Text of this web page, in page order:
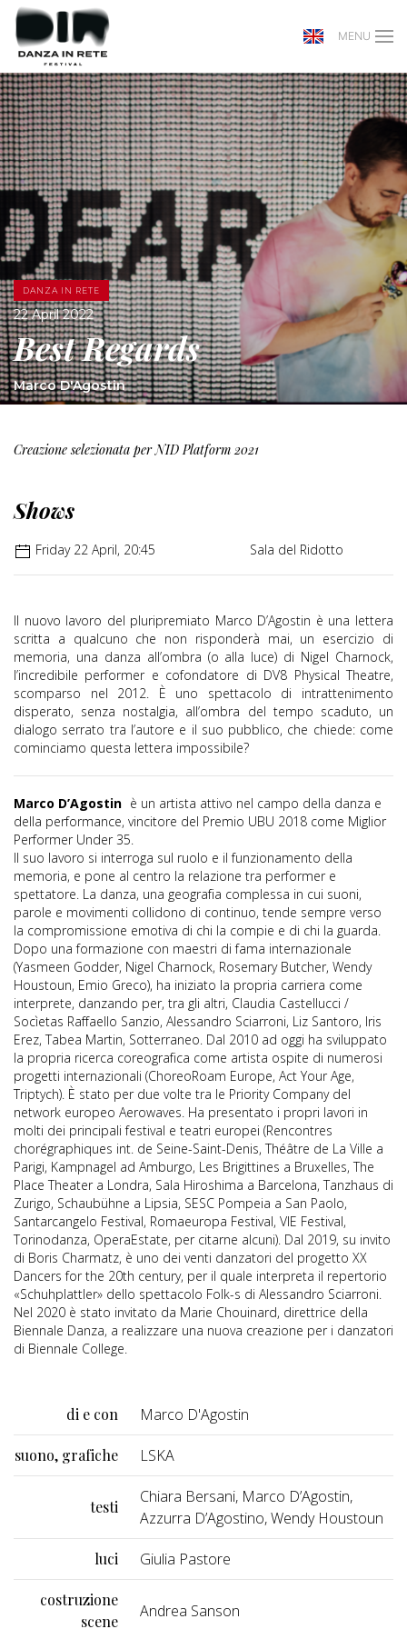
MENU
DANZA IN RETE
22 April 2022
Best Regards
Marco D'Agostin
Creazione selezionata per NID Platform 2021
Shows
Friday 22 April, 20:45 Sala del Ridotto
Il nuovo lavoro del pluripremiato Marco D’Agostin è una lettera
scritta a qualcuno che non risponderà mai, un esercizio di
memoria, una danza all’ombra (o alla luce) di Nigel Charnock,
l’incredibile performer e cofondatore di DV8 Physical Theatre,
scomparso nel 2012. È uno spettacolo di intrattenimento
disperato, senza nostalgia, all’ombra del tempo scaduto, un
dialogo serrato tra l’autore e il suo pubblico, che chiede: come
cominciamo questa lettera impossibile?
Marco D’Agostin è un artista attivo nel campo della danza e
della performance, vincitore del Premio UBU 2018 come Miglior
Performer Under 35.
Il suo lavoro si interroga sul ruolo e il funzionamento della
memoria, e pone al centro la relazione tra performer e
spettatore. La danza, una geografia complessa in cui suoni,
parole e movimenti collidono di continuo, tende sempre verso
la compromissione emotiva di chi la compie e di chi la guarda.
Dopo una formazione con maestri di fama internazionale
(Yasmeen Godder, Nigel Charnock, Rosemary Butcher, Wendy
Houstoun, Emio Greco), ha iniziato la propria carriera come
interprete, danzando per, tra gli altri, Claudia Castellucci /
Socìetas Raffaello Sanzio, Alessandro Sciarroni, Liz Santoro, Iris
Erez, Tabea Martin, Sotterraneo. Dal 2010 ad oggi ha sviluppato
la propria ricerca coreografica come artista ospite di numerosi
progetti internazionali (ChoreoRoam Europe, Act Your Age,
Triptych). È stato per due volte tra le Priority Company del
network europeo Aerowaves. Ha presentato i propri lavori in
molti dei principali festival e teatri europei (Rencontres
chorégraphiques int. de Seine-Saint-Denis, Théâtre de La Ville a
Parigi, Kampnagel ad Amburgo, Les Brigittines a Bruxelles, The
Place Theater a Londra, Sala Hiroshima a Barcelona, Tanzhaus di
Zurigo, Schaubühne a Lipsia, SESC Pompeia a San Paolo,
Santarcangelo Festival, Romaeuropa Festival, VIE Festival,
Torinodanza, OperaEstate, per citarne alcuni). Dal 2019, su invito
di Boris Charmatz, è uno dei venti danzatori del progetto XX
Dancers for the 20th century, per il quale interpreta il repertorio
«Schuhplattler» dello spettacolo Folk-s di Alessandro Sciarroni.
Nel 2020 è stato invitato da Marie Chouinard, direttrice della
Biennale Danza, a realizzare una nuova creazione per i danzatori
di Biennale College.
di e con Marco D'Agostin
suono, grafiche LSKA
testi
Chiara Bersani, Marco D’Agostin,
Azzurra D’Agostino, Wendy Houstoun
luci Giulia Pastore
costruzione
scene
Andrea Sanson